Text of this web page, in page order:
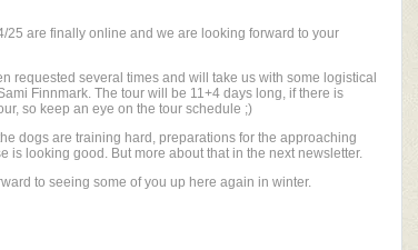
25 are finally online and we are looking forward to your
requested several times and will take us with some logistical
Finnmark. The tour will be 11+4 days long, if there is
so keep an eye on the tour schedule ;)
dogs are training hard, preparations for the approaching
is looking good. But more about that in the next newsletter.
to seeing some of you up here again in winter.